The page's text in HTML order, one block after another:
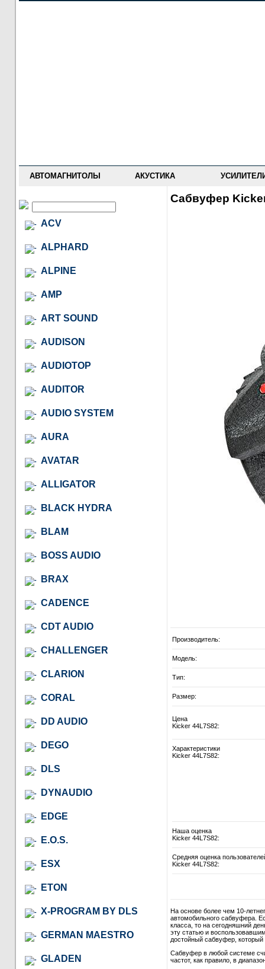
АВТОМАГНИТОЛЫ АКУСТИКА
ACV
ALPHARD
ALPINE
AMP
ART SOUND
AUDISON
AUDIOTOP
AUDITOR
AUDIO SYSTEM
AURA
AVATAR
ALLIGATOR
BLACK HYDRA
BLAM
BOSS AUDIO
BRAX
CADENCE
CDT AUDIO
CHALLENGER
CLARION
CORAL
DD AUDIO
DEGO
DLS
DYNAUDIO
EDGE
E.O.S.
ESX
ETON
X-PROGRAM BY DLS
GERMAN MAESTRO
GLADEN
Сабвуфер
Производитель:
Модель:
Тип:
Размер:
Цена
Kicker 44L7S82:
Характеристики
Kicker 44L7S82:
Наша оценка
Kicker 44L7S82:
Средняя оценка
Kicker 44L7S82:
На основе более чем 10-
автомобильного сабвуфера.
класса, то на сегодняшний
эту статью и
достойный сабвуфер, который
Сабвуфер в любой системе
частот, как правило, в